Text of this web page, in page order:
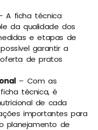
A ficha técnica
da qualidade dos
e etapas de
garantir a
de pratos
– Com as
técnica, é
de cada
importantes para
planejamento de